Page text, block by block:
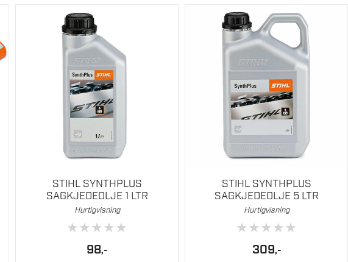
STIHL SYNTHPLUS
SAGKJEDEOLJE 1 LTR
Hurtigvisning
★★★★★
98,-
STIHL SYNTHPLUS
SAGKJEDEOLJE 5 LTR
Hurtigvisning
★★★★★
309,-